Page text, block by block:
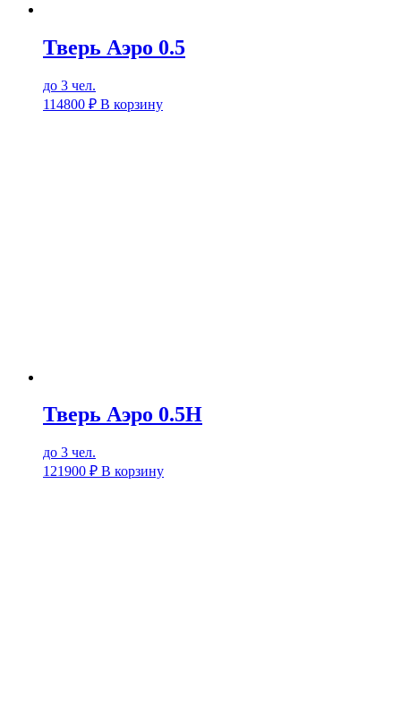
Тверь Аэро 0.5
до 3 чел.
114800 ₽ В корзину
Тверь Аэро 0.5Н
до 3 чел.
121900 ₽ В корзину